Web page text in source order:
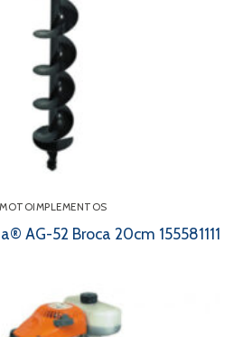
AG-52 Broca 20cm 155581111